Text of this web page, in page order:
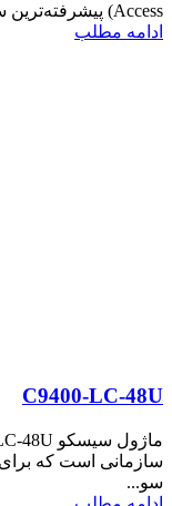
Access) پیشرفته‌ترین ساختار شبکه برای توانمندسازی کسب...
ادامه مطلب
C9400-LC-48U
سازمانی است که
سو...